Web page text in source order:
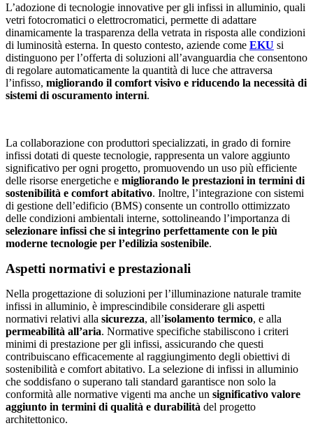
L’adozione di tecnologie innovative per gli infissi in alluminio, quali
vetri fotocromatici o elettrocromatici, permette di adattare
dinamicamente la trasparenza della vetrata in risposta alle condizioni
di luminosità esterna. In questo contesto, aziende come EKU si
distinguono per l’offerta di soluzioni all’avanguardia che consentono
di regolare automaticamente la quantità di luce che attraversa
l’infisso, migliorando il comfort visivo e riducendo la necessità di
sistemi di oscuramento interni.
La collaborazione con produttori specializzati, in grado di fornire
infissi dotati di queste tecnologie, rappresenta un valore aggiunto
significativo per ogni progetto, promuovendo un uso più efficiente
delle risorse energetiche e migliorando le prestazioni in termini di
sostenibilità e comfort abitativo. Inoltre, l’integrazione con sistemi
di gestione dell’edificio (BMS) consente un controllo ottimizzato
delle condizioni ambientali interne, sottolineando l’importanza di
selezionare infissi che si integrino perfettamente con le più
moderne tecnologie per l’edilizia sostenibile.
Aspetti normativi e prestazionali
Nella progettazione di soluzioni per l’illuminazione naturale tramite
infissi in alluminio, è imprescindibile considerare gli aspetti
normativi relativi alla sicurezza, all’isolamento termico, e alla
permeabilità all’aria. Normative specifiche stabiliscono i criteri
minimi di prestazione per gli infissi, assicurando che questi
contribuiscano efficacemente al raggiungimento degli obiettivi di
sostenibilità e comfort abitativo. La selezione di infissi in alluminio
che soddisfano o superano tali standard garantisce non solo la
conformità alle normative vigenti ma anche un significativo valore
aggiunto in termini di qualità e durabilità del progetto
architettonico.